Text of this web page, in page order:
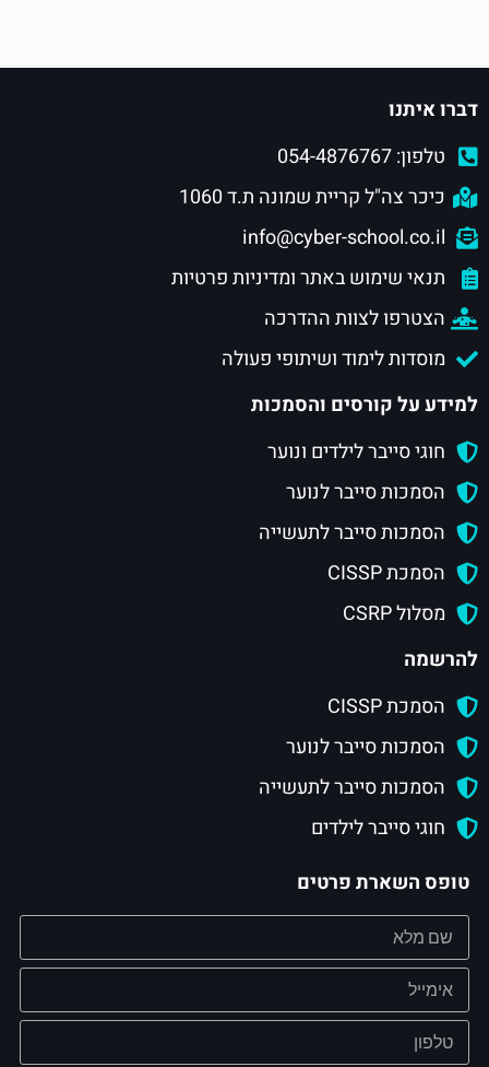
דברו איתנו
טלפון: 054-4876767
כיכר צה"ל קריית שמונה ת.ד 1060
info@cyber-school.co.il
תנאי שימוש באתר ומדיניות פרטיות
הצטרפו לצוות ההדרכה
מוסדות לימוד ושיתופי פעולה
למידע על קורסים והסמכות
חוגי סייבר לילדים ונוער
הסמכות סייבר לנוער
הסמכות סייבר לתעשייה
הסמכת CISSP
מסלול CSRP
להרשמה
הסמכת CISSP
הסמכות סייבר לנוער
הסמכות סייבר לתעשייה
חוגי סייבר לילדים
טופס השארת פרטים